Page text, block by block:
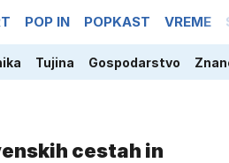
POP IN POPKAST VREME
Tujina Gospodarstvo
cestah in